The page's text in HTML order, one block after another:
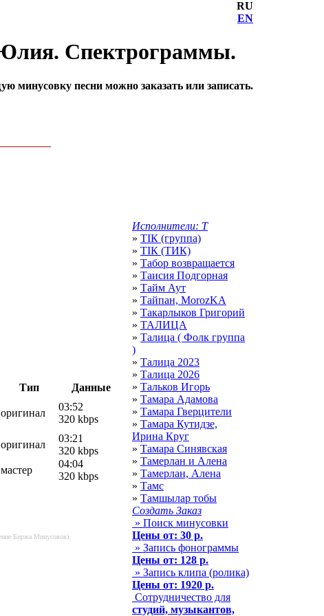
RU
EN
Спектрограммы.
минусовку песни можно заказать или записать.
Тип
Данные
оригинал
03:52
320 kbps
оригинал
03:21
320 kbps
мастер
04:04
320 kbps
Биржа Минусовок).
Исполнители: Т
» ТІК (группа)
» ТІК (ТИК)
» Табор возвращается
» Таисия Подгорная
» Тайм Аут
» Тайпан, MorozKA
» Такарлыков Григорий
» ТАЛИЦА
» Талица ( Фолк группа
)
» Талица 2023
» Талица 2026
» Тальков Игорь
» Тамара Адамова
» Тамара Гверцители
» Тамара Кутидзе,
Ирина Круг
» Тамара Синявская
» Тамерлан и Алена
» Тамерлан, Алена
» Тамс
» Тамшылар тобы
Создать Заказ
» Поиск минусовки
Цены от: 30 р.
» Запись фонограммы
Цены от: 128 р.
» Запись клипа (ролика)
Цены от: 1920 р.
Сотрудничество для
студий, музыкантов,